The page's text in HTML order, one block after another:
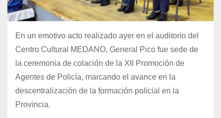
En un emotivo acto realizado ayer en el auditorio del
Centro Cultural MEDANO, General Pico fue sede de
la ceremonia de colación de la XII Promoción de
Agentes de Policía, marcando el avance en la
descentralización de la formación policial en la
Provincia.